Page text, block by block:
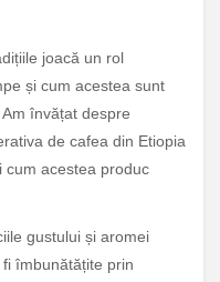
joacă un rol
și cum acestea sunt
învățat despre
de cafea din Etiopia
cum acestea produc
gustului și aromei
îmbunătățite prin